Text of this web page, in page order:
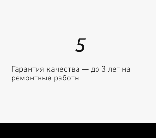
5
Гарантия качества — до 3 лет на
ремонтные работы